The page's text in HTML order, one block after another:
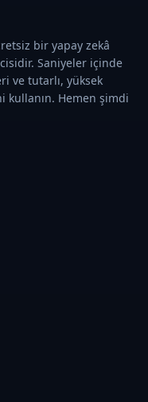
bir yapay zekâ
Saniyeler içinde
ve tutarlı, yüksek
Hemen şimdi